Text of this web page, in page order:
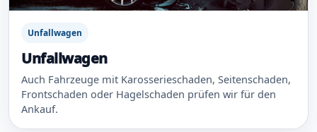
Unfallwagen
Unfallwagen
Auch Fahrzeuge mit Karosserieschaden, Seitenschaden,
Frontschaden oder Hagelschaden prüfen wir für den
Ankauf.